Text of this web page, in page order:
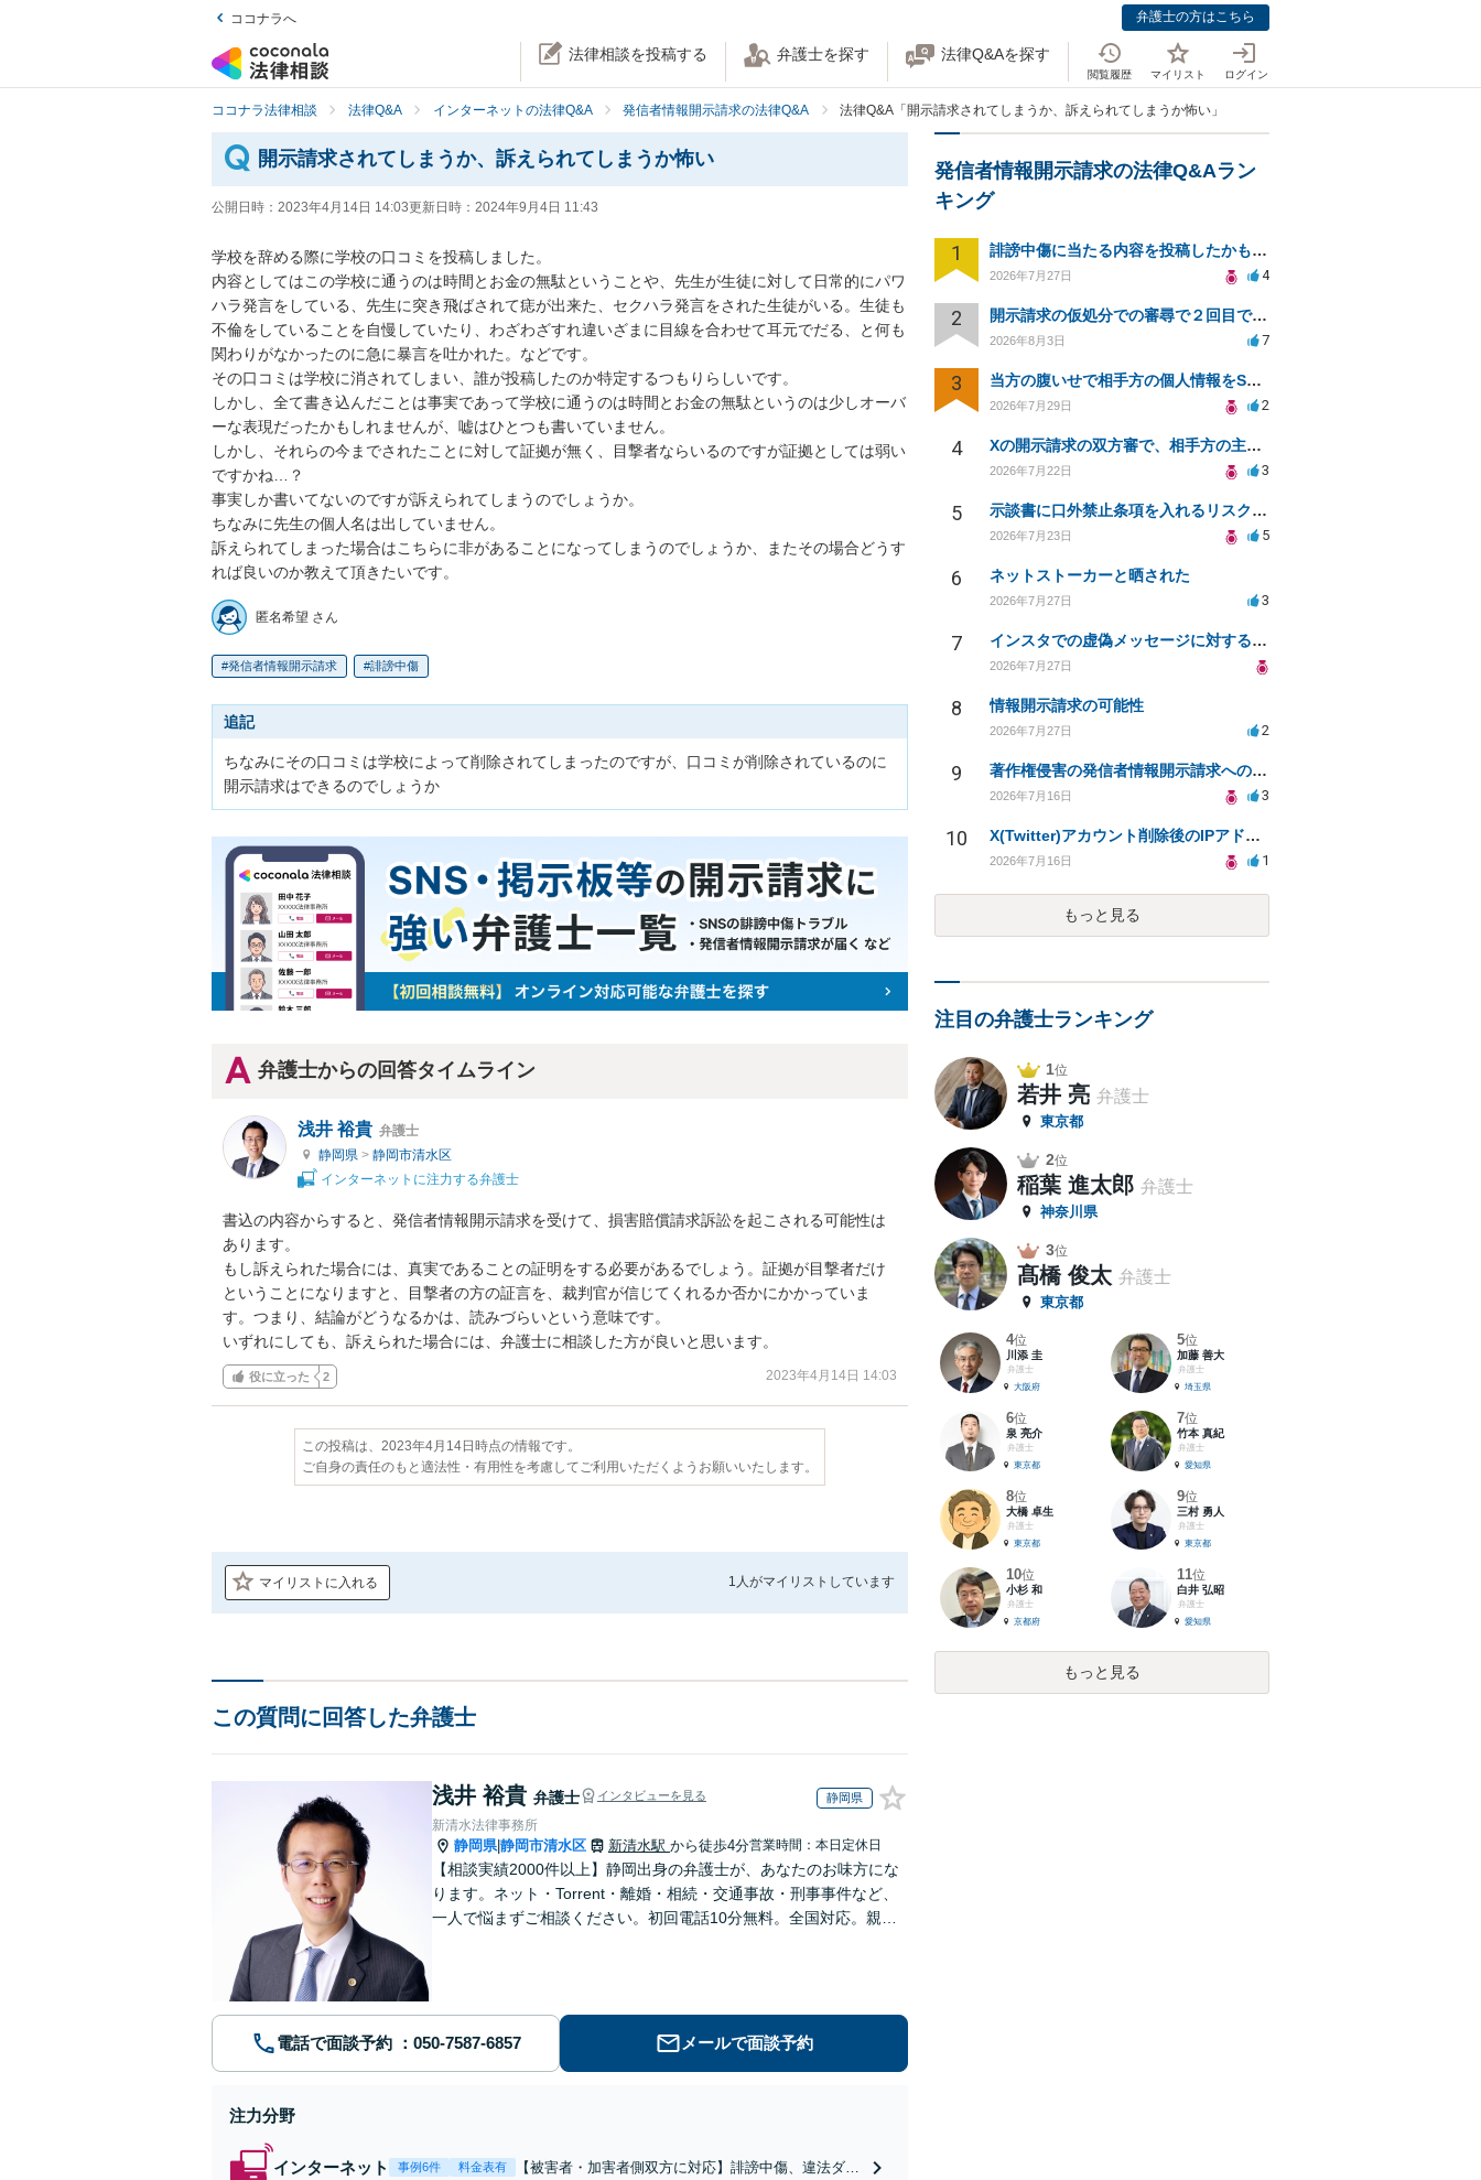
ココナラへ 弁護士の方はこちら
法律相談を投稿する 弁護士を探す 法律Q&Aを探す
閲覧履歴 マイリスト ログイン
ココナラ法律相談 法律Q&A インターネットの法律Q&A 発信者情報開示請求の法律Q&A 法律Q&A「開示請求されてしまうか、訴えられてしまうか怖い」
開示請求されてしまうか、訴えられてしまうか怖い
公開日時： 2023年4月14日 14:03更新日時： 2024年9月4日 11:43
学校を辞める際に学校の口コミを投稿しました。
内容としてはこの学校に通うのは時間とお金の無駄ということや、先生が生徒に対して日常的にパワ
ハラ発言をしている、先生に突き飛ばされて痣が出来た、セクハラ発言をされた生徒がいる。生徒も
不倫をしていることを自慢していたり、わざわざすれ違いざまに目線を合わせて耳元でだる、と何も
関わりがなかったのに急に暴言を吐かれた。などです。
その口コミは学校に消されてしまい、誰が投稿したのか特定するつもりらしいです。
しかし、全て書き込んだことは事実であって学校に通うのは時間とお金の無駄というのは少しオーバ
ーな表現だったかもしれませんが、嘘はひとつも書いていません。
しかし、それらの今までされたことに対して証拠が無く、目撃者ならいるのですが証拠としては弱い
ですかね…？
事実しか書いてないのですが訴えられてしまうのでしょうか。
ちなみに先生の個人名は出していません。
訴えられてしまった場合はこちらに非があることになってしまうのでしょうか、またその場合どうす
れば良いのか教えて頂きたいです。
匿名希望 さん
発信者情報開示請求 誹謗中傷
追記
ちなみにその口コミは学校によって削除されてしまったのですが、口コミが削除されているのに
開示請求はできるのでしょうか
弁護士からの回答タイムライン
浅井 裕貴 弁護士
静岡県 > 静岡市清水区
インターネットに注力する弁護士
書込の内容からすると、発信者情報開示請求を受けて、損害賠償請求訴訟を起こされる可能性は
あります。
もし訴えられた場合には、真実であることの証明をする必要があるでしょう。証拠が目撃者だけ
ということになりますと、目撃者の方の証言を、裁判官が信じてくれるか否かにかかっていま
す。つまり、結論がどうなるかは、読みづらいという意味です。
いずれにしても、訴えられた場合には、弁護士に相談した方が良いと思います。
役に立った 2 2023年4月14日 14:03
この投稿は、2023年4月14日時点の情報です。
ご自身の責任のもと適法性・有用性を考慮してご利用いただくようお願いいたします。
マイリストに入れる 1人がマイリストしています
この質問に回答した弁護士
浅井 裕貴 弁護士 インタビューを見る 静岡県
新清水法律事務所
静岡県|静岡市清水区 新清水駅 から徒歩4分営業時間：本日定休日
【相談実績2000件以上】静岡出身の弁護士が、あなたのお味方にな
ります。ネット・Torrent・離婚・相続・交通事故・刑事事件など、
一人で悩まずご相談ください。初回電話10分無料。全国対応。親身
電話で面談予約 メールで面談予約
注力分野
インターネット 事例6件 料金表有
【被害者・加害者側双方に対応】誹謗中傷、違法ダウ
発信者情報開示請求の法律Q&Aラン
キング
1 誹謗中傷に当たる内容を投稿したかもしれない。開示請求や民事刑事裁判に発展しうるのか教えて欲しい。
2026年7月27日 4
2 開示請求の仮処分での審尋で２回目で終わらない場合どうしたらいいですか
2026年8月3日 7
3 当方の腹いせで相手方の個人情報をSNSで晒してしまい名誉毀損させてしまったかもしれない
2026年7月29日 2
4 Xの開示請求の双方審で、相手方の主張が口頭ばかりで把握しきれません
2026年7月22日 3
5 示談書に口外禁止条項を入れるリスクはありますか？
2026年7月23日 5
6 ネットストーカーと晒された
2026年7月27日 3
7 インスタでの虚偽メッセージに対する法的対応の必要性は？
2026年7月27日
8 情報開示請求の可能性
2026年7月27日 2
9 著作権侵害の発信者情報開示請求への対応策について相談
2026年7月16日 3
10 X(Twitter)アカウント削除後のIPアドレス開示請求の期限は？
2026年7月16日 1
もっと見る
注目の弁護士ランキング
1位
若井 亮 弁護士
東京都
2位
稲葉 進太郎 弁護士
神奈川県
3位
髙橋 俊太 弁護士
東京都
4位
川添 圭
弁護士
大阪府
5位
加藤 善大
弁護士
埼玉県
6位
泉 亮介
弁護士
東京都
7位
竹本 真紀
弁護士
愛知県
8位
大橋 卓生
弁護士
東京都
9位
三村 勇人
弁護士
東京都
10位
小杉 和
弁護士
京都府
11位
白井 弘昭
弁護士
愛知県
もっと見る